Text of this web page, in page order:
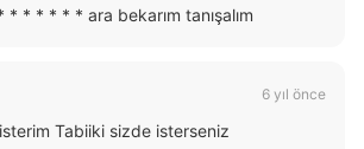
* * * * * ara bekarım tanışalım
6 yıl önce
Tabiiki sizde isterseniz